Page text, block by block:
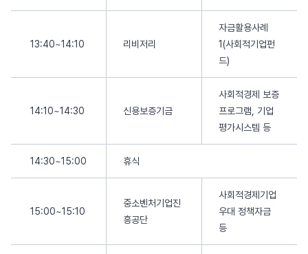
13:40~14:10 리비저리
자금활용사례
1(사회적기업펀
드)
14:10~14:30 신용보증기금
사회적경제 보증
프로그램, 기업
평가시스템 등
14:30~15:00 휴식
15:00~15:10
중소벤처기업진
흥공단
사회적경제기업
우대 정책자금
등